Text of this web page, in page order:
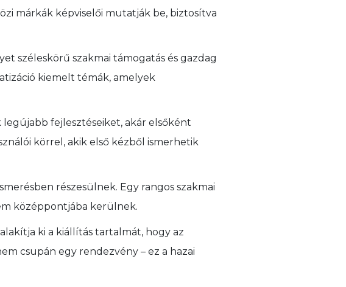
márkák képviselői mutatják be, biztosítva
széleskörű szakmai támogatás és gazdag
kiemelt témák, amelyek
legújabb fejlesztéseiket, akár elsőként
körrel, akik első kézből ismerhetik
részesülnek. Egy rangos szakmai
középpontjába kerülnek.
ki a kiállítás tartalmát, hogy az
csupán egy rendezvény – ez a hazai